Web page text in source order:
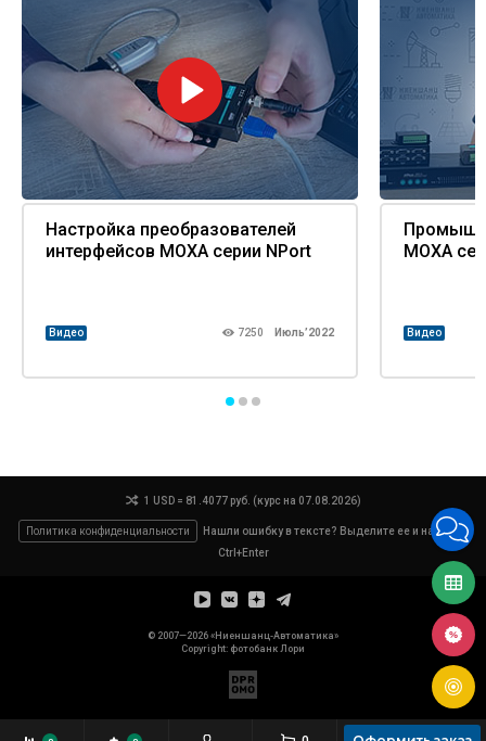
Настройка преобразователей
интерфейсов MOXA серии NPort
Видео 7250 Июль’2022
MOXA
Видео
1 USD = 81.4077 руб. (курс на 07.08.2026)
Политика конфиденциальности
Нашли ошибку в тексте? Выделите ее и нажмите
Ctrl+Enter
© 2007—2026 «Ниеншанц-Автоматика»
Copyright: фотобанк Лори